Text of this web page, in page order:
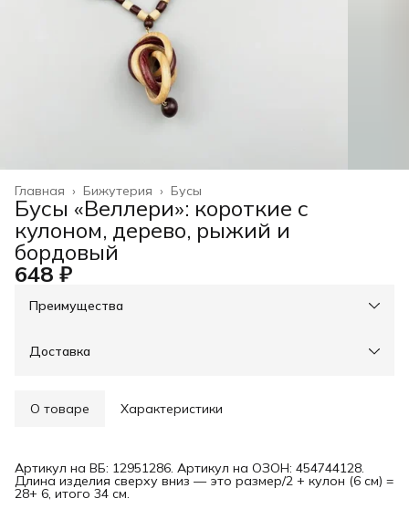
Бусы
Бижутерия ›
Главная ›
Бусы «Веллери»: короткие с
кулоном, дерево, рыжий и
бордовый
648 ₽
Преимущества
При оплате онлайн - скидка на доставку 30%, свыше
Доставка
О товаре Характеристики
Артикул на ВБ: 12951286. Артикул на ОЗОН: 454744128.
Длина изделия сверху вниз — это размер/2 + кулон (6 см) =
28+ 6, итого 34 см.